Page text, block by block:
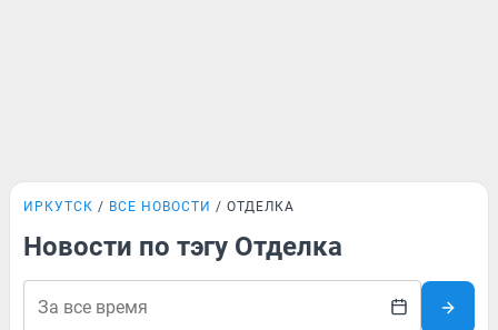
ИРКУТСК ВСЕ НОВОСТИ ОТДЕЛКА
Новости по тэгу Отделка